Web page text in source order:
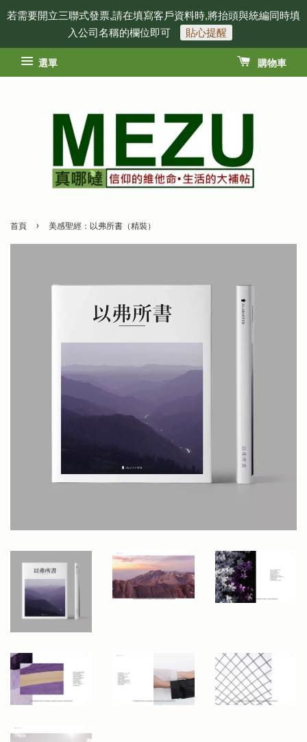
若需要開立三聯式發票,請在填寫客戶資料時,將抬頭與統編同時填
入公司名稱的欄位即可
貼心提醒
選單 購物車
首頁 › 美感聖經：以弗所書（精裝）